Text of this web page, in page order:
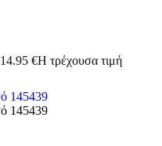
14.95 €Η τρέχουσα τιμή